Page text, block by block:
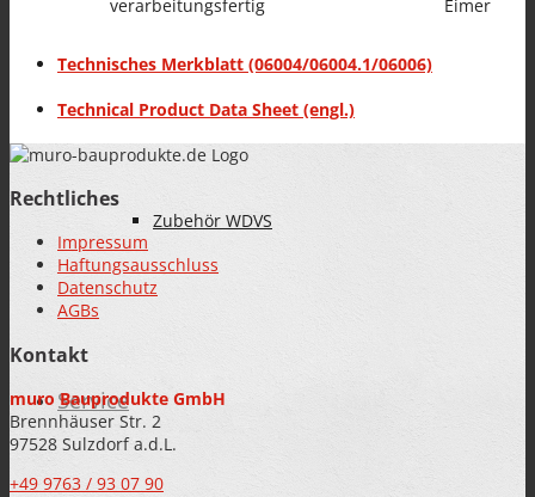
Zubehör WDVS
Service
verarbeitungsfertig Eimer
Technisches Merkblatt (06004/06004.1/06006)
Technical Product Data Sheet (engl.)
Rechtliches
Impressum
Haftungsausschluss
Datenschutz
AGBs
Kontakt
muro Bauprodukte GmbH
Brennhäuser Str. 2
97528 Sulzdorf a.d.L.
+49 9763 / 93 07 90